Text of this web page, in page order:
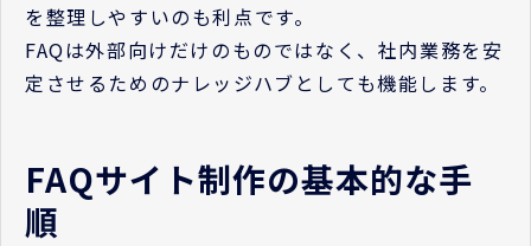
を整理しやすいのも利点です。
FAQは外部向けだけのものではなく、社内業務を安
定させるためのナレッジハブとしても機能します。
FAQサイト制作の基本的な手
順